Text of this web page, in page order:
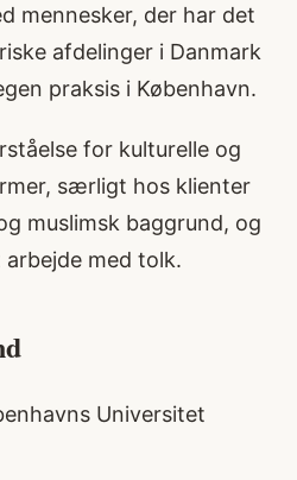
mennesker, der har det
afdelinger i Danmark
praksis i København.
for kulturelle og
særligt hos klienter
muslimsk baggrund, og
med tolk.
Universitet